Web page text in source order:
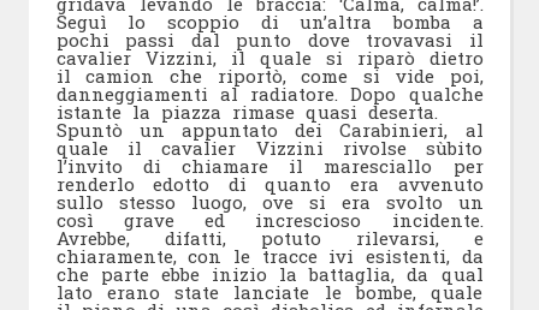
Seguì lo scoppio di un’altra bomba a
pochi passi dal punto dove trovavasi il
cavalier Vizzini, il quale si riparò dietro
il camion che riportò, come si vide poi,
danneggiamenti al radiatore. Dopo qualche
istante la piazza rimase quasi deserta.
Spuntò un appuntato dei Carabinieri, al
quale il cavalier Vizzini rivolse sùbito
l’invito di chiamare il maresciallo per
renderlo edotto di quanto era avvenuto
sullo stesso luogo, ove si era svolto un
così grave ed increscioso incidente.
Avrebbe, difatti, potuto rilevarsi, e
chiaramente, con le tracce ivi esistenti, da
che parte ebbe inizio la battaglia, da qual
lato erano state lanciate le bombe, quale